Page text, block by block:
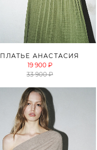
ПЛАТЬЕ АНАСТАСИЯ
19 900 ₽
33 900 ₽